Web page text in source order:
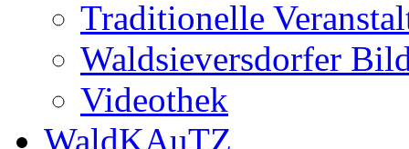
Traditionelle
Waldsieversdorfer
Videothek
WaldKAuTZ